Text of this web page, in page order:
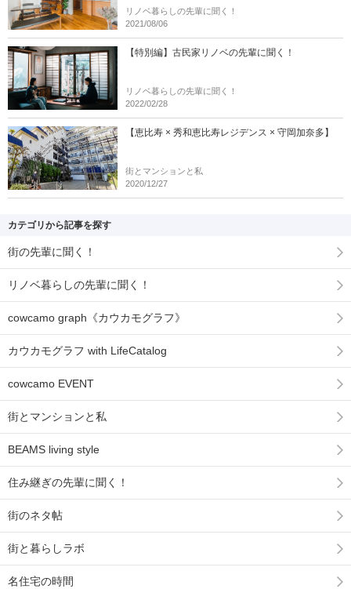
リノベ暮らしの先輩に聞く！
2021/08/06
【特別編】古民家リノベの先輩に聞く！
リノベ暮らしの先輩に聞く！
2022/02/28
【恵比寿 × 秀和恵比寿レジデンス × 守岡加奈多】
街とマンションと私
2020/12/27
カテゴリから記事を探す
街の先輩に聞く！
リノベ暮らしの先輩に聞く！
cowcamo graph《カウカモグラフ》
カウカモグラフ with LifeCatalog
cowcamo EVENT
街とマンションと私
BEAMS living style
住み継ぎの先輩に聞く！
街のネタ帖
街と暮らしラボ
名住宅の時間